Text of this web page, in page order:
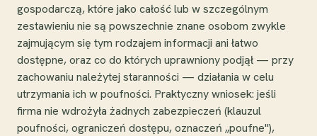
gospodarczą, które jako całość lub w szczególnym
zestawieniu nie są powszechnie znane osobom zwykle
zajmującym się tym rodzajem informacji ani łatwo
dostępne, oraz co do których uprawniony podjął — przy
zachowaniu należytej staranności — działania w celu
utrzymania ich w poufności. Praktyczny wniosek: jeśli
firma nie wdrożyła żadnych zabezpieczeń (klauzul
poufności, ograniczeń dostępu, oznaczeń „poufne"),